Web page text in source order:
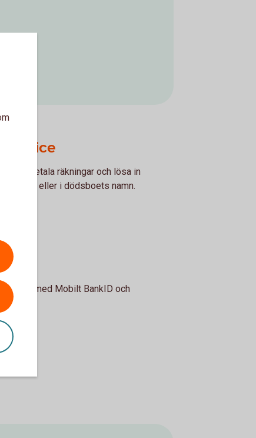
att betala räkningar och lösa in
eller i dödsboets namn.
med Mobilt BankID och